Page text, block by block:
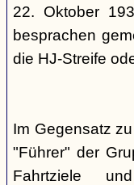
22. Oktober
besprachen
die HJ-Streife
Im Gegensatz
"Führer" der
Fahrtziele